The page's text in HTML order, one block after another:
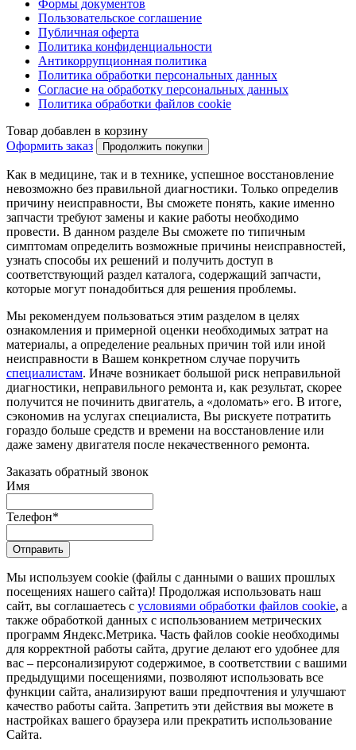
Формы документов
Пользовательское соглашение
Публичная оферта
Политика конфиденциальности
Антикоррупционная политика
Политика обработки персональных данных
Согласие на обработку персональных данных
Политика обработки файлов cookie
Товар добавлен в корзину
Оформить заказ
Продолжить покупки
Как в медицине, так и в технике, успешное восстановление
невозможно без правильной диагностики. Только определив
причину неисправности, Вы сможете понять, какие именно
запчасти требуют замены и какие работы необходимо
провести. В данном разделе Вы сможете по типичным
симптомам определить возможные причины неисправностей,
узнать способы их решений и получить доступ в
соответствующий раздел каталога, содержащий запчасти,
которые могут понадобиться для решения проблемы.
Мы рекомендуем пользоваться этим разделом в целях
ознакомления и примерной оценки необходимых затрат на
материалы, а определение реальных причин той или иной
неисправности в Вашем конкретном случае поручить
специалистам. Иначе возникает большой риск неправильной
диагностики, неправильного ремонта и, как результат, скорее
получится не починить двигатель, а «доломать» его. В итоге,
сэкономив на услугах специалиста, Вы рискуете потратить
гораздо больше средств и времени на восстановление или
даже замену двигателя после некачественного ремонта.
Заказать обратный звонок
Имя
Телефон*
Отправить
Мы используем cookie (файлы с данными о ваших прошлых
посещениях нашего сайта)! Продолжая использовать наш
сайт, вы соглашаетесь с условиями обработки файлов cookie, а
также обработкой данных с использованием метрических
программ Яндекс.Метрика. Часть файлов cookie необходимы
для корректной работы сайта, другие делают его удобнее для
вас – персонализируют содержимое, в соответствии с вашими
предыдущими посещениями, позволяют использовать все
функции сайта, анализируют ваши предпочтения и улучшают
качество работы сайта. Запретить эти действия вы можете в
настройках вашего браузера или прекратить использование
Сайта.